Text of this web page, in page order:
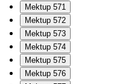
Mektup 571
Mektup 572
Mektup 573
Mektup 574
Mektup 575
Mektup 576